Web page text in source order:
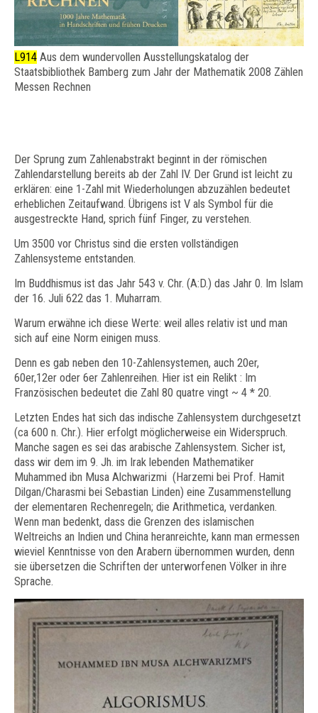
L914 Aus dem wundervollen Ausstellungskatalog der
Staatsbibliothek Bamberg zum Jahr der Mathematik 2008 Zählen
Messen Rechnen
Der Sprung zum Zahlenabstrakt beginnt in der römischen
Zahlendarstellung bereits ab der Zahl IV. Der Grund ist leicht zu
erklären: eine 1-Zahl mit Wiederholungen abzuzählen bedeutet
erheblichen Zeitaufwand. Übrigens ist V als Symbol für die
ausgestreckte Hand, sprich fünf Finger, zu verstehen.
Um 3500 vor Christus sind die ersten vollständigen
Zahlensysteme entstanden.
Im Buddhismus ist das Jahr 543 v. Chr. (A:D.) das Jahr 0. Im Islam
der 16. Juli 622 das 1. Muharram.
Warum erwähne ich diese Werte: weil alles relativ ist und man
sich auf eine Norm einigen muss.
Denn es gab neben den 10-Zahlensystemen, auch 20er,
60er,12er oder 6er Zahlenreihen. Hier ist ein Relikt : Im
Französischen bedeutet die Zahl 80 quatre vingt ~ 4 * 20.
Letzten Endes hat sich das indische Zahlensystem durchgesetzt
(ca 600 n. Chr.). Hier erfolgt möglicherweise ein Widerspruch.
Manche sagen es sei das arabische Zahlensystem. Sicher ist,
dass wir dem im 9. Jh. im Irak lebenden Mathematiker
Muhammed ibn Musa Alchwarizmi (Harzemi bei Prof. Hamit
Dilgan/Charasmi bei Sebastian Linden) eine Zusammenstellung
der elementaren Rechenregeln; die Arithmetica, verdanken.
Wenn man bedenkt, dass die Grenzen des islamischen
Weltreichs an Indien und China heranreichte, kann man ermessen
wieviel Kenntnisse von den Arabern übernommen wurden, denn
sie übersetzen die Schriften der unterworfenen Völker in ihre
Sprache.